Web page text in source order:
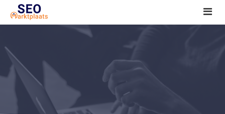
SEO tools reviews
Marketeer bij jou in de buurt?
Offerte
1. Seo voor beginners +
2. Onderzoeken +